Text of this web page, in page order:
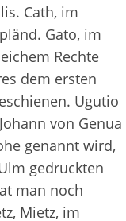
Cath, im
Gato, im
Rechte
dem ersten
Ugutio
von Genua
genannt wird,
gedruckten
man noch
Mietz, im